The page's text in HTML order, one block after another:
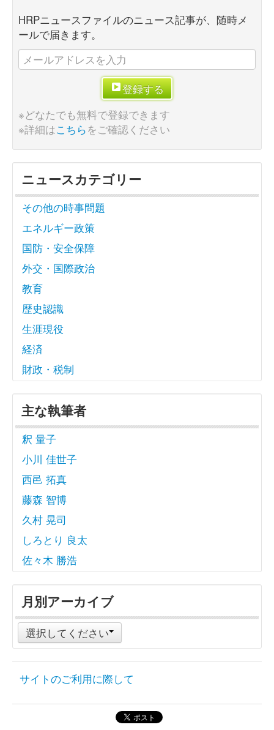
HRPニュースファイルのニュース記事が、随時メ
ールで届きます。
登録する
※どなたでも無料で登録できます
※詳細はこちらをご確認ください
ニュースカテゴリー
その他の時事問題
エネルギー政策
国防・安全保障
外交・国際政治
教育
歴史認識
生涯現役
経済
財政・税制
主な執筆者
釈 量子
小川 佳世子
西邑 拓真
藤森 智博
久村 晃司
しろとり 良太
佐々木 勝浩
月別アーカイブ
選択してください
サイトのご利用に際して